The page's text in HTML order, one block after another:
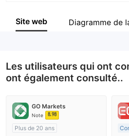
Société
Site web Diagramme de
Les utilisateurs qui ont
ont également consulté..
GO Markets
Note 8.98
Plus de 20 ans